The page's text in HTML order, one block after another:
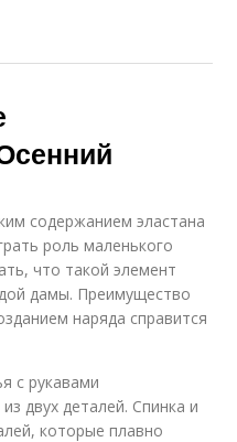
содержанием эластана
роль маленького
что такой элемент
дамы. Преимущество
наряда справится
с рукавами
двух деталей. Спинка и
которые плавно